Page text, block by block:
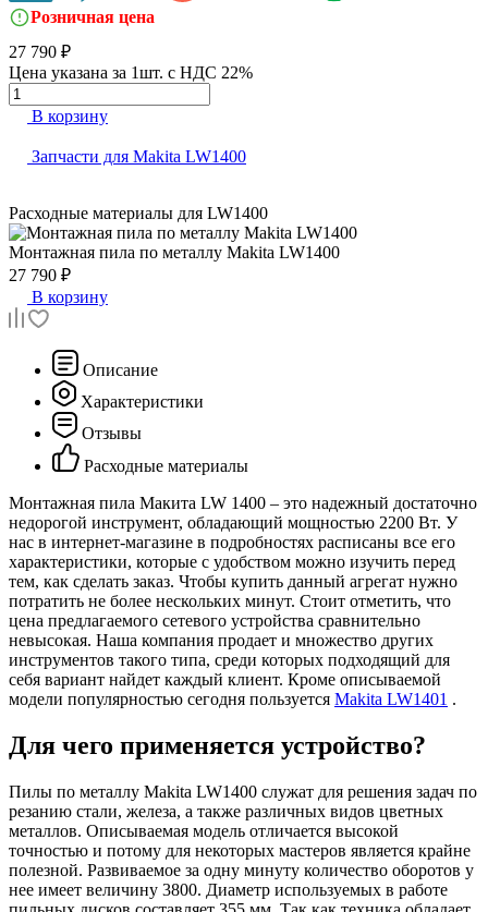
Розничная цена
27 790 ₽
Цена указана за 1шт. с НДС 22%
В корзину
Запчасти для Makita LW1400
Расходные материалы для LW1400
Монтажная пила по металлу Makita LW1400
27 790 ₽
В корзину
Описание
Характеристики
Отзывы
Расходные материалы
Монтажная пила Макита LW 1400 – это надежный достаточно
недорогой инструмент, обладающий мощностью 2200 Вт. У
нас в интернет-магазине в подробностях расписаны все его
характеристики, которые с удобством можно изучить перед
тем, как сделать заказ. Чтобы купить данный агрегат нужно
потратить не более нескольких минут. Стоит отметить, что
цена предлагаемого сетевого устройства сравнительно
невысокая. Наша компания продает и множество других
инструментов такого типа, среди которых подходящий для
себя вариант найдет каждый клиент. Кроме описываемой
модели популярностью сегодня пользуется Makita LW1401 .
Для чего применяется устройство?
Пилы по металлу Makita LW1400 служат для решения задач по
резанию стали, железа, а также различных видов цветных
металлов. Описываемая модель отличается высокой
точностью и потому для некоторых мастеров является крайне
полезной. Развиваемое за одну минуту количество оборотов у
нее имеет величину 3800. Диаметр используемых в работе